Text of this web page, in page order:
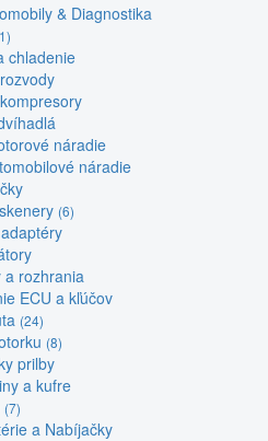
& Diagnostika
chladenie
náradie
náradie
(6)
a rozhrania
ECU a kľúčov
(24)
(8)
prilby
a kufre
(7)
a Nabíjačky